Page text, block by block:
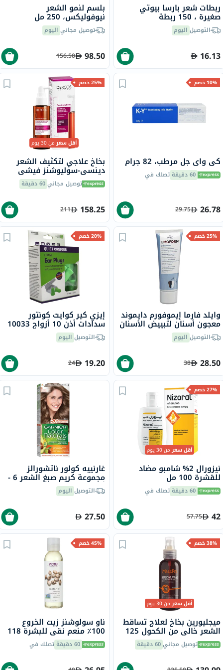
ربطات شعر بارسا بيوتي
صغيرة ، 150 ربطة
التوصيل اليوم
16.13
بلسم لنمو الشعر
نيوفوليكس، 250 مل
توصيل مجاني اليوم
98.50
156.50
10% خصم
كي واي جل مرطب، 82 جرام
60 دقيقة تصلك في
26.78
29.75
25% خصم
أقل سعرمن 30 يوم
بخاخ علاجي لتكثيف الشعر
دينسي-سوليوشنز فيشي
ديركوس، 100 ملتوصيل مجاني60 دقيقة
158.25
211
25% خصم
وايلد فارما إيموفورم دايموند
معجون أسنان لتبييض الأسنان
75 ملالتوصيل اليوم
28.50
38
20% خصم
إيزي كير كوايت كونتور
سدادات أذن 10 أزواج 10033
التوصيل اليوم
19.20
24
27% خصم
أقل سعرمن 30 يوم
نيزورال 2% شامبو مضاد
للقشرة 100 مل
60 دقيقة تصلك في
42
57.75
غارنييه كولور ناتشورالز
مجموعة كريم صبغ الشعر 6 -
أشقر داكن
التوصيل اليوم
27.50
38% خصم
أقل سعرمن 30 يوم
ميجليورين بخاخ لعلاج تساقط
الشعر خالي من الكحول 125
مل توصيل مجاني60 دقيقة
45% خصم
ناو سولوشنز زيت الخروع
100٪ منعم نقي للبشرة 118
مل 60 دقيقة تصلك في